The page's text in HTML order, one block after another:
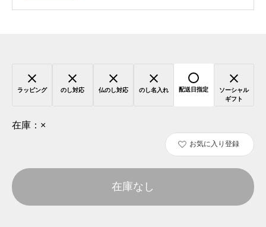
ラッピング のし対応 仏のし対応 のし名入れ 配送日指定
ソーシャル
ギフト
在庫： ×
お気に入り登録
在庫なし